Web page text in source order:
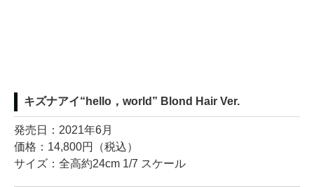
キズナアイ“hello，world” Blond Hair Ver.
発売日：2021年6月
価格：14,800円（税込）
サイズ：全高約24cm 1/7 スケール